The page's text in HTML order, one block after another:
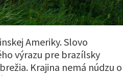
Ameriky. Slovo
výrazu pre brazílsky
Krajina nemá núdzu o